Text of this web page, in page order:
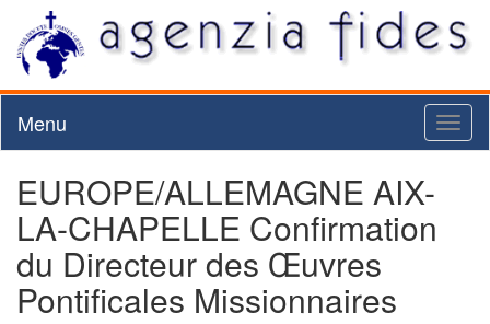
Menu
EUROPE/ALLEMAGNE AIX-
LA-CHAPELLE Confirmation
du Directeur des Œuvres
Pontificales Missionnaires